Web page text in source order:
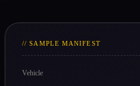
// SAMPLE MANIFEST
Vehicle